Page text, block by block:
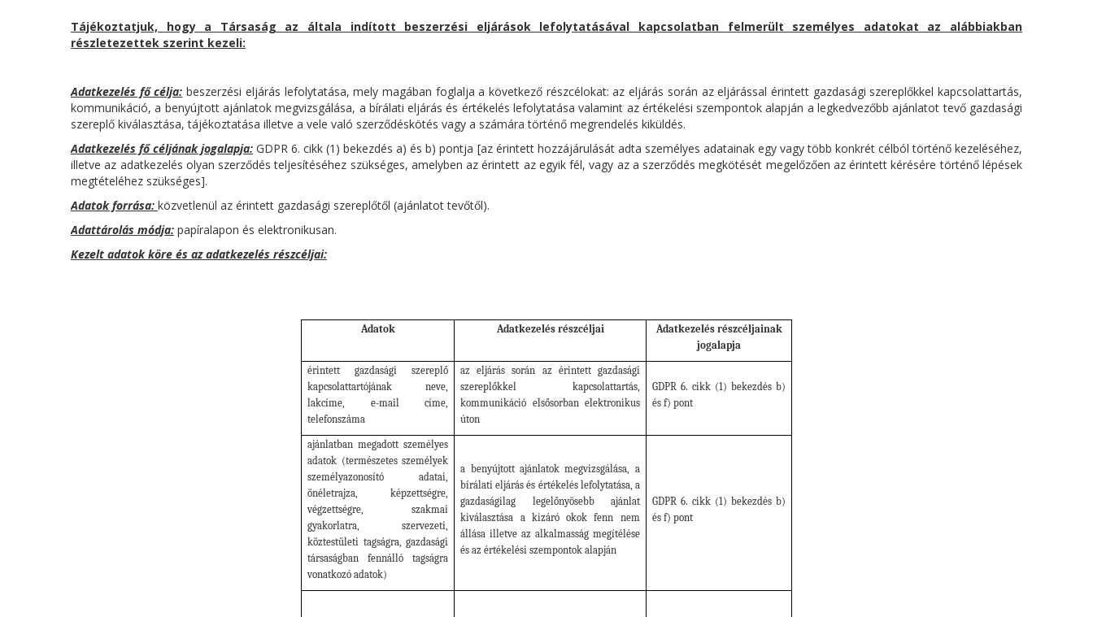
Tájékoztatjuk, hogy a Társaság az általa indított beszerzési eljárások lefolytatásával kapcsolatban felmerült személyes adatokat az alábbiakban
részletezettek szerint kezeli:
Adatkezelés fő célja: beszerzési eljárás lefolytatása, mely magában foglalja a következő részcélokat: az eljárás során az eljárással érintett gazdasági szereplőkkel kapcsolattartás,
kommunikáció, a benyújtott ajánlatok megvizsgálása, a bírálati eljárás és értékelés lefolytatása valamint az értékelési szempontok alapján a legkedvezőbb ajánlatot tevő gazdasági
szereplő kiválasztása, tájékoztatása illetve a vele való szerződéskötés vagy a számára történő megrendelés kiküldés.
Adatkezelés fő céljának jogalapja: GDPR 6. cikk (1) bekezdés a) és b) pontja [az érintett hozzájárulását adta személyes adatainak egy vagy több konkrét célból történő kezeléséhez,
illetve az adatkezelés olyan szerződés teljesítéséhez szükséges, amelyben az érintett az egyik fél, vagy az a szerződés megkötését megelőzően az érintett kérésére történő lépések
megtételéhez szükséges].
Adatok forrása: közvetlenül az érintett gazdasági szereplőtől (ajánlatot tevőtől).
Adattárolás módja: papíralapon és elektronikusan.
Kezelt adatok köre és az adatkezelés részcéljai:
Adatok Adatkezelés részcéljai
Adatkezelés részcéljainak
jogalapja
érintett gazdasági szereplő
kapcsolattartójának neve,
lakcíme, e-mail címe,
telefonszáma
az eljárás során az érintett gazdasági
szereplőkkel kapcsolattartás,
kommunikáció elsősorban elektronikus
úton
GDPR 6. cikk (1) bekezdés b)
és f) pont
ajánlatban megadott személyes
adatok (természetes személyek
személyazonosító adatai,
önéletrajza, képzettségre,
végzettségre, szakmai
gyakorlatra, szervezeti,
köztestületi tagságra, gazdasági
társaságban fennálló tagságra
vonatkozó adatok)
a benyújtott ajánlatok megvizsgálása, a
bírálati eljárás és értékelés lefolytatása, a
gazdaságilag legelőnyösebb ajánlat
kiválasztása a kizáró okok fenn nem
állása illetve az alkalmasság megítélése
és az értékelési szempontok alapján
GDPR 6. cikk (1) bekezdés b)
és f) pont